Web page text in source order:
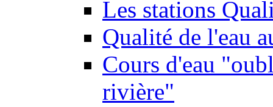
Les stations
Qualité de l'eau
Cours d'eau
rivière"